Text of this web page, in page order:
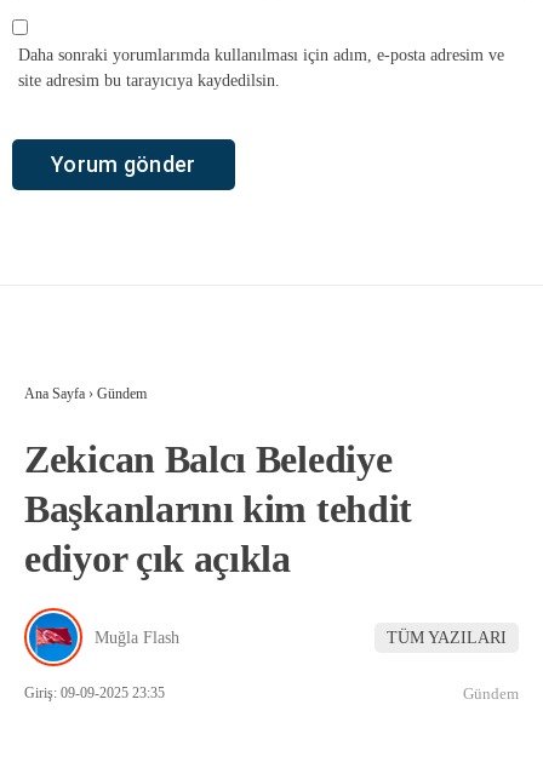
Daha sonraki yorumlarımda kullanılması için adım, e-posta adresim ve
site adresim bu tarayıcıya kaydedilsin.
Ana Sayfa › Gündem
Zekican Balcı Belediye
Başkanlarını kim tehdit
ediyor çık açıkla
Muğla Flash TÜM YAZILARI
Giriş: 09-09-2025 23:35 Gündem